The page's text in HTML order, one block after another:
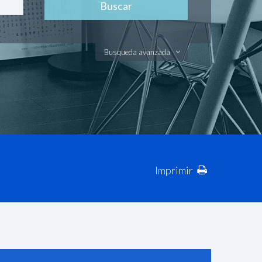
Busqueda avanzada
Imprimir